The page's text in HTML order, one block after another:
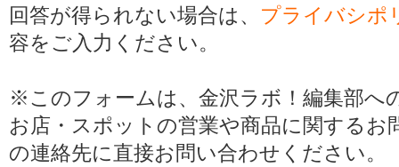
回答が得られない場合は、 プライバシポ
容をご入力ください。
※このフォームは、金沢ラボ！編集部へ
お店・スポットの営業や商品に関する
の連絡先に直接お問い合わせください。